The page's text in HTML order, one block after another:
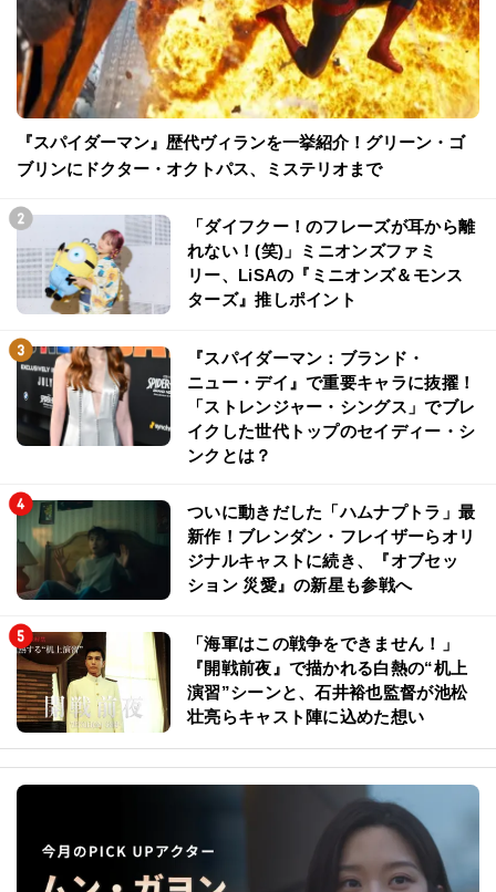
『スパイダーマン』歴代ヴィランを一挙紹介！グリーン・ゴ
ブリンにドクター・オクトパス、ミステリオまで
「ダイフクー！のフレーズが耳から離
れない！(笑)」ミニオンズファミ
リー、LiSAの『ミニオンズ＆モンス
ターズ』推しポイント
『スパイダーマン：ブランド・
ニュー・デイ』で重要キャラに抜擢！
「ストレンジャー・シングス」でブレ
イクした世代トップのセイディー・シ
ンクとは？
ついに動きだした「ハムナプトラ」最
新作！ブレンダン・フレイザーらオリ
ジナルキャストに続き、『オブセッ
ション 災愛』の新星も参戦へ
「海軍はこの戦争をできません！」
『開戦前夜』で描かれる白熱の“机上
演習”シーンと、石井裕也監督が池松
壮亮らキャスト陣に込めた想い